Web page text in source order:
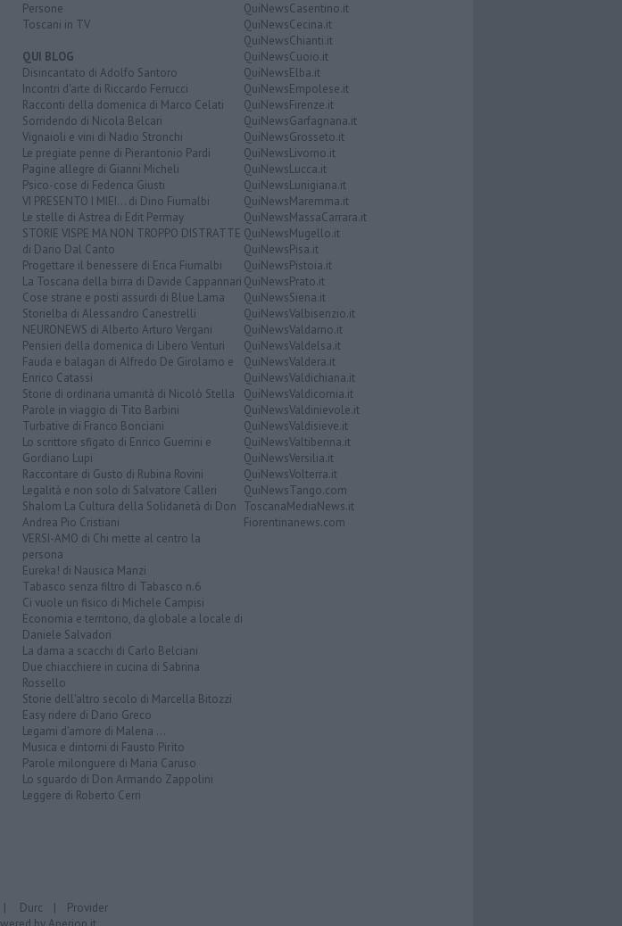
Persone
Toscani in TV
QUI BLOG
Disincantato di Adolfo Santoro
Incontri d'arte di Riccardo Ferrucci
Racconti della domenica di Marco Celati
Sorridendo di Nicola Belcari
Vignaioli e vini di Nadio Stronchi
Le pregiate penne di Pierantonio Pardi
Pagine allegre di Gianni Micheli
Psico-cose di Federica Giusti
VI PRESENTO I MIEI... di Dino Fiumalbi
Le stelle di Astrea di Edit Permay
STORIE VISPE MA NON TROPPO DISTRATTE
di Dario Dal Canto
Progettare il benessere di Erica Fiumalbi
La Toscana della birra di Davide Cappannari
Cose strane e posti assurdi di Blue Lama
Storielba di Alessandro Canestrelli
NEURONEWS di Alberto Arturo Vergani
Pensieri della domenica di Libero Venturi
Fauda e balagan di Alfredo De Girolamo e
Enrico Catassi
Storie di ordinaria umanità di Nicolò Stella
Parole in viaggio di Tito Barbini
Turbative di Franco Bonciani
Lo scrittore sfigato di Enrico Guerrini e
Gordiano Lupi
Raccontare di Gusto di Rubina Rovini
Legalità e non solo di Salvatore Calleri
Shalom La Cultura della Solidarietà di Don
Andrea Pio Cristiani
VERSI-AMO di Chi mette al centro la
persona
Eureka! di Nausica Manzi
Tabasco senza filtro di Tabasco n.6
Ci vuole un fisico di Michele Campisi
Economia e territorio, da globale a locale di
Daniele Salvadori
La dama a scacchi di Carlo Belciani
Due chiacchiere in cucina di Sabrina
Rossello
Storie dell'altro secolo di Marcella Bitozzi
Easy ridere di Dario Greco
Legami d'amore di Malena ...
Musica e dintorni di Fausto Pirìto
Parole milonguere di Maria Caruso
Lo sguardo di Don Armando Zappolini
Leggere di Roberto Cerri
QuiNewsCasentino.it
QuiNewsCecina.it
QuiNewsChianti.it
QuiNewsCuoio.it
QuiNewsElba.it
QuiNewsEmpolese.it
QuiNewsFirenze.it
QuiNewsGarfagnana.it
QuiNewsGrosseto.it
QuiNewsLivorno.it
QuiNewsLucca.it
QuiNewsLunigiana.it
QuiNewsMaremma.it
QuiNewsMassaCarrara.it
QuiNewsMugello.it
QuiNewsPisa.it
QuiNewsPistoia.it
QuiNewsPrato.it
QuiNewsSiena.it
QuiNewsValbisenzio.it
QuiNewsValdarno.it
QuiNewsValdelsa.it
QuiNewsValdera.it
QuiNewsValdichiana.it
QuiNewsValdicornia.it
QuiNewsValdinievole.it
QuiNewsValdisieve.it
QuiNewsValtiberina.it
QuiNewsVersilia.it
QuiNewsVolterra.it
QuiNewsTango.com
ToscanaMediaNews.it
Fiorentinanews.com
| Durc | Provider